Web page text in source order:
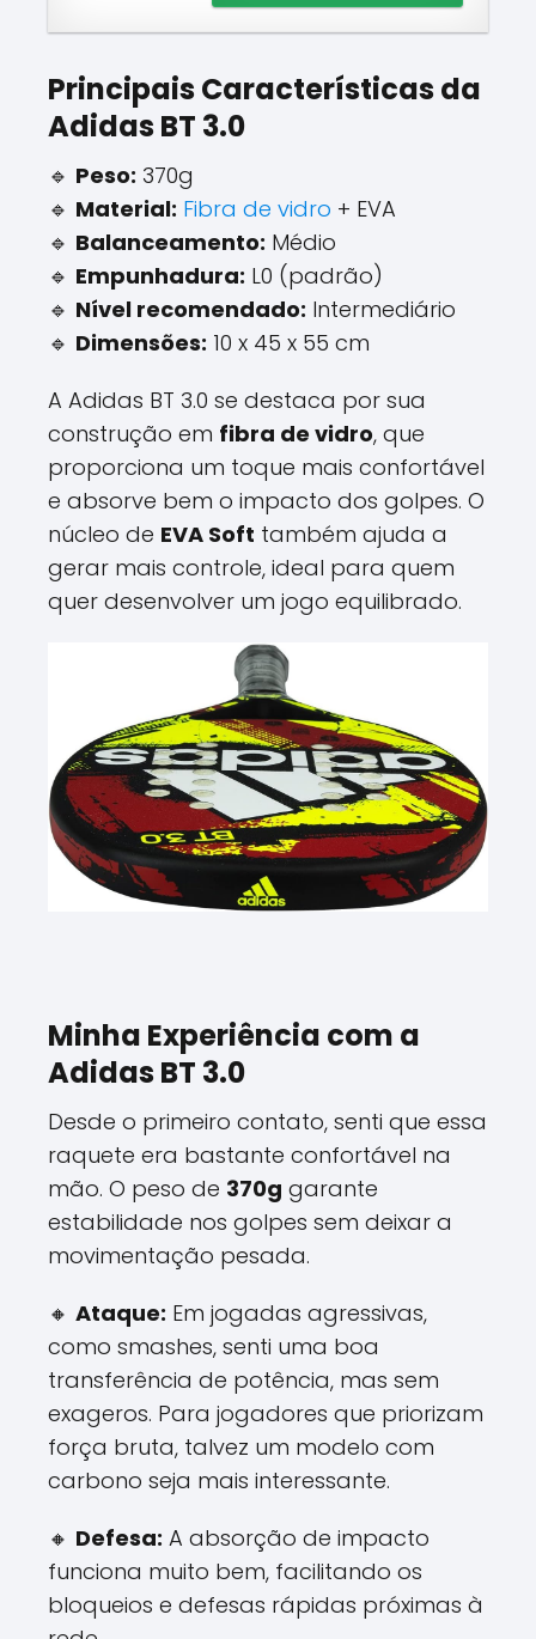
Principais Características da
Adidas BT 3.0
🔹 Peso: 370g
🔹 Material: Fibra de vidro + EVA
🔹 Balanceamento: Médio
🔹 Empunhadura: L0 (padrão)
🔹 Nível recomendado: Intermediário
🔹 Dimensões: 10 x 45 x 55 cm
A Adidas BT 3.0 se destaca por sua
construção em fibra de vidro, que
proporciona um toque mais confortável
e absorve bem o impacto dos golpes. O
núcleo de EVA Soft também ajuda a
gerar mais controle, ideal para quem
quer desenvolver um jogo equilibrado.
Minha Experiência com a
Adidas BT 3.0
Desde o primeiro contato, senti que essa
raquete era bastante confortável na
mão. O peso de 370g garante
estabilidade nos golpes sem deixar a
movimentação pesada.
🔸 Ataque: Em jogadas agressivas,
como smashes, senti uma boa
transferência de potência, mas sem
exageros. Para jogadores que priorizam
força bruta, talvez um modelo com
carbono seja mais interessante.
🔸 Defesa: A absorção de impacto
funciona muito bem, facilitando os
bloqueios e defesas rápidas próximas à